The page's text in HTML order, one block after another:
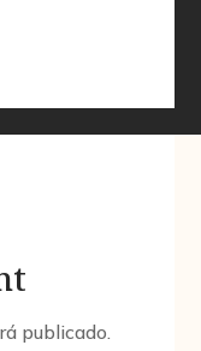
publicado.